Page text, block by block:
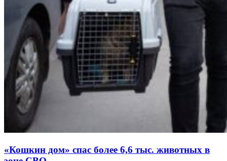
«Кошкин дом» спас более 6,6 тыс. животных в